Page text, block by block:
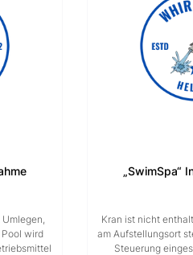
wird
„SwimSpa“
Kran ist nicht
am Aufstellungsort
Steuerung